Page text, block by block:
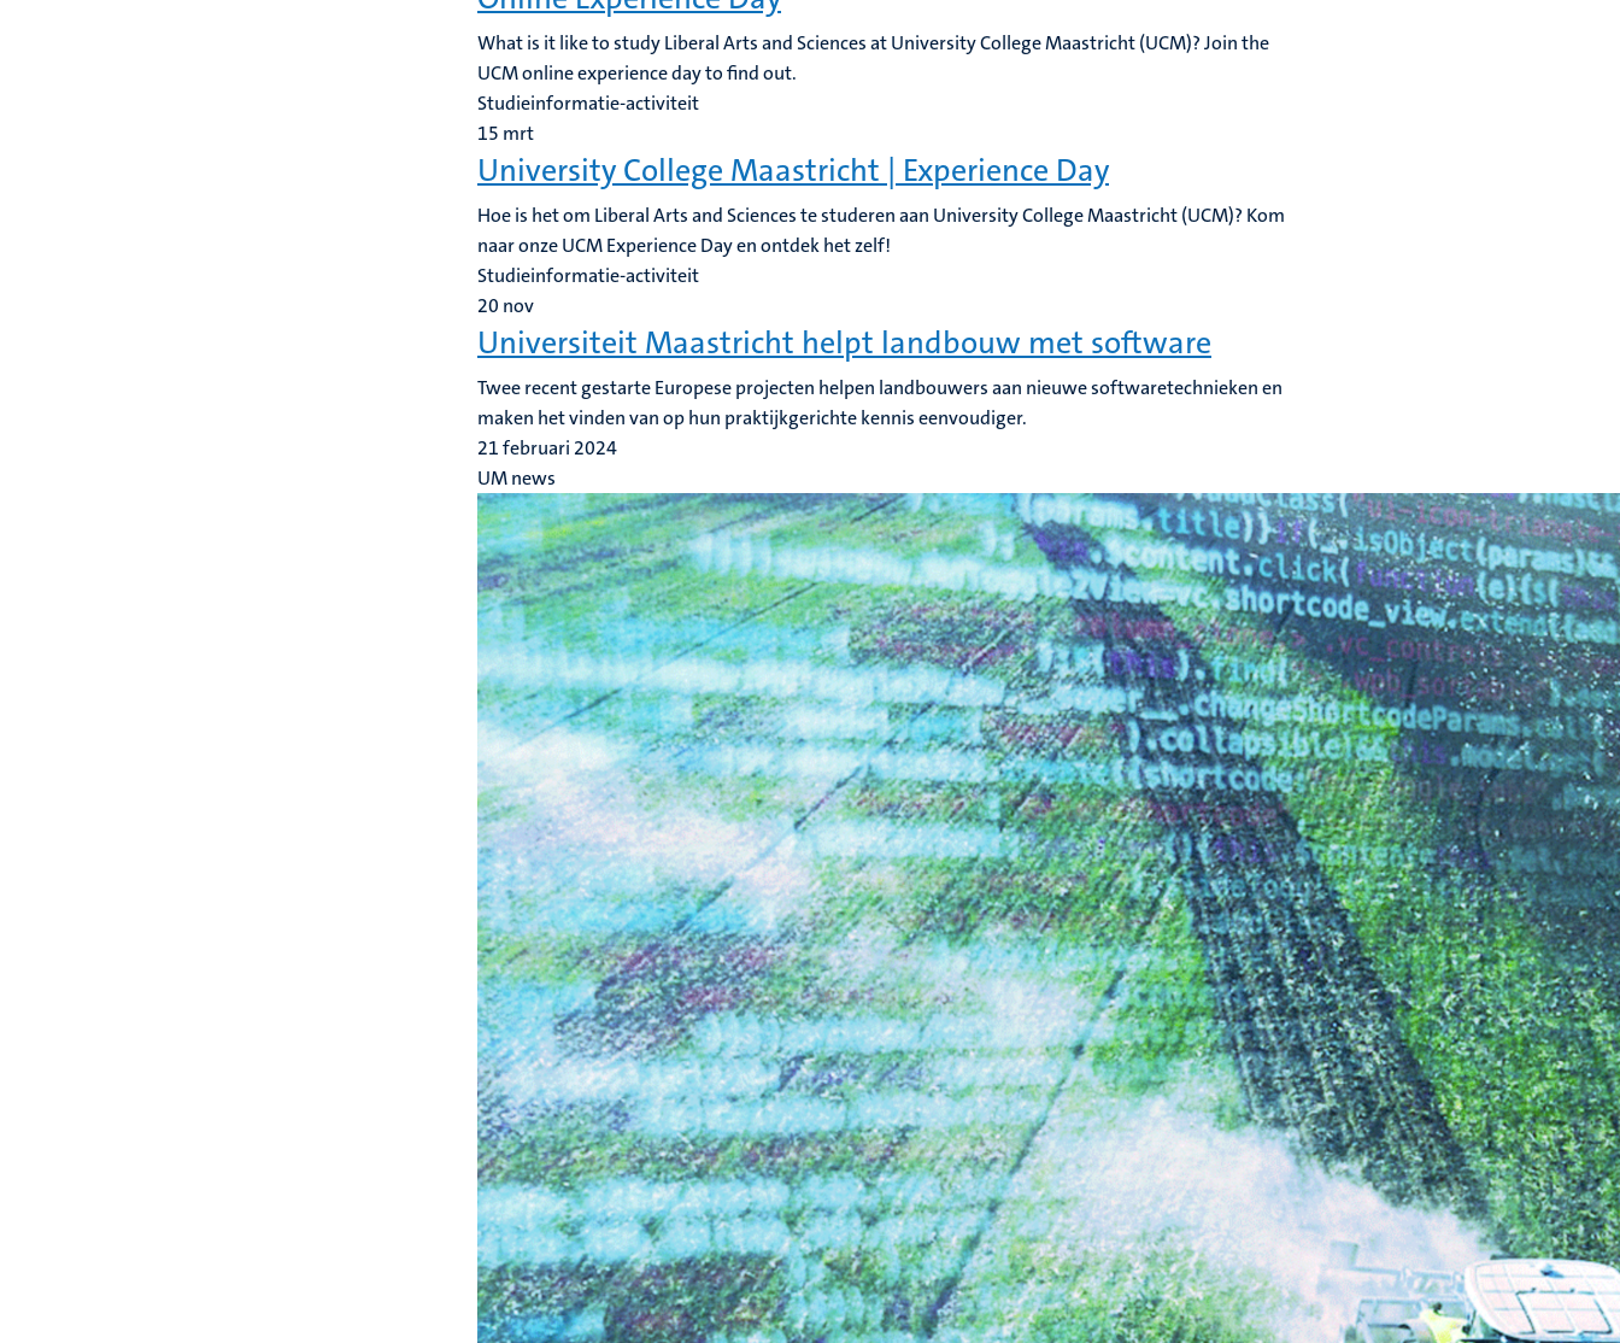
What is it like to study Liberal Arts and Sciences at University College Maastricht (UCM)? Join the
UCM online experience day to find out.
Studieinformatie-activiteit
15 mrt
University College Maastricht | Experience Day
Hoe is het om Liberal Arts and Sciences te studeren aan University College Maastricht (UCM)? Kom
naar onze UCM Experience Day en ontdek het zelf!
Studieinformatie-activiteit
20 nov
Universiteit Maastricht helpt landbouw met software
Twee recent gestarte Europese projecten helpen landbouwers aan nieuwe softwaretechnieken en
maken het vinden van op hun praktijkgerichte kennis eenvoudiger.
21 februari 2024
UM news